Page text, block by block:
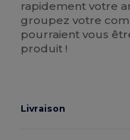
rapidement votre
groupez votre
pourraient vous
produit !
Livraison